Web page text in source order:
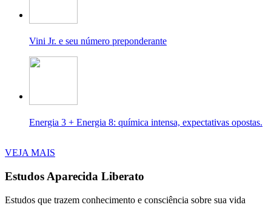
Vini Jr. e seu número preponderante
Energia 3 + Energia 8: química intensa, expectativas opostas.
VEJA MAIS
Estudos Aparecida Liberato
Estudos que trazem conhecimento e consciência sobre sua vida